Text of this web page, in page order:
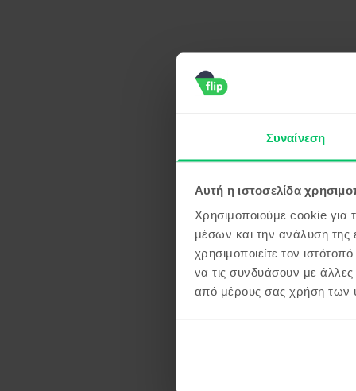
Συναίνεση
Αυτή η ιστοσελίδα
Χρησιμοποιούμε cookie για
μέσων και την ανάλυση της
χρησιμοποιείτε τον
να τις συνδυάσουν με
από μέρους σας χρήση των